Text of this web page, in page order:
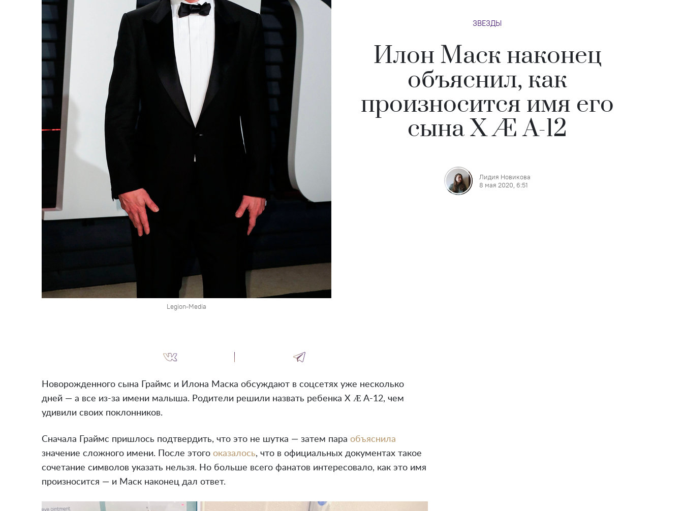
Илон Маск наконец
объяснил, как
произносится имя его
сына X Æ A-12
ЗВЕЗДЫ
Лидия Новикова
8 мая 2020, 6:51
Legion-Media
Новорожденного сына Граймс и Илона Маска обсуждают в соцсетях уже несколько
дней — а все из-за имени малыша. Родители решили назвать ребенка X Æ A-12, чем
удивили своих поклонников.
Сначала Граймс пришлось подтвердить, что это не шутка — затем пара объяснила
значение сложного имени. После этого оказалось, что в официальных документах такое
сочетание символов указать нельзя. Но больше всего фанатов интересовало, как это имя
произносится — и Маск наконец дал ответ.